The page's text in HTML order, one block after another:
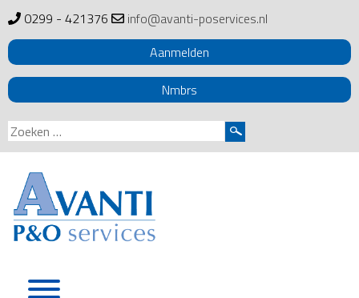
0299 - 421376
info@avanti-poservices.nl
Aanmelden
Nmbrs
Zoeken
naar: